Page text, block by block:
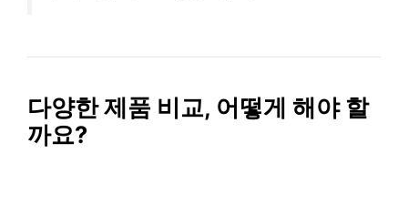
다양한 제품 비교, 어떻게 해야 할
까요?